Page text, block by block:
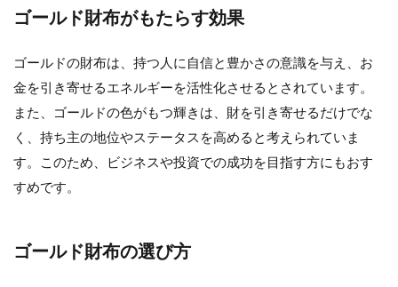
ゴールド財布がもたらす効果
ゴールドの財布は、持つ人に自信と豊かさの意識を与え、お
金を引き寄せるエネルギーを活性化させるとされています。
また、ゴールドの色がもつ輝きは、財を引き寄せるだけでな
く、持ち主の地位やステータスを高めると考えられていま
す。このため、ビジネスや投資での成功を目指す方にもおす
すめです。
ゴールド財布の選び方